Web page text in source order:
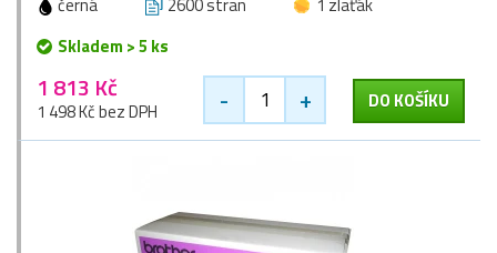
Skladem > 5 ks
1 813 Kč
1 498 Kč bez DPH - + DO KOŠÍKU